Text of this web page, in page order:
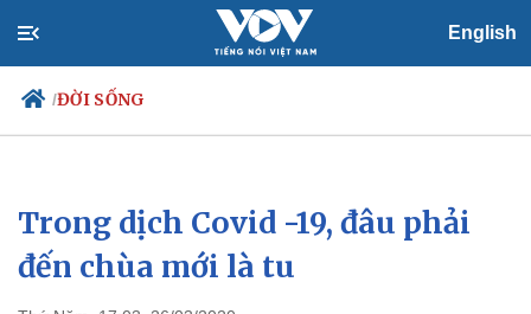
English
/ĐỜI SỐNG
Chính trị
Đảng
Tổ chức nhân sự
Xã hội
Dự báo thời tiết
Trong dịch Covid -19, đâu phải
đến chùa mới là tu